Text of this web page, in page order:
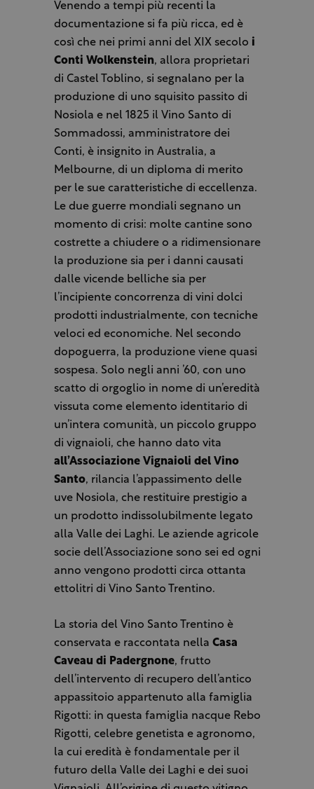
Venendo a tempi più recenti la
documentazione si fa più ricca, ed è
così che nei primi anni del XIX secolo i
Conti Wolkenstein, allora proprietari
di Castel Toblino, si segnalano per la
produzione di uno squisito passito di
Nosiola e nel 1825 il Vino Santo di
Sommadossi, amministratore dei
Conti, è insignito in Australia, a
Melbourne, di un diploma di merito
per le sue caratteristiche di eccellenza.
Le due guerre mondiali segnano un
momento di crisi: molte cantine sono
costrette a chiudere o a ridimensionare
la produzione sia per i danni causati
dalle vicende belliche sia per
l’incipiente concorrenza di vini dolci
prodotti industrialmente, con tecniche
veloci ed economiche. Nel secondo
dopoguerra, la produzione viene quasi
sospesa. Solo negli anni ’60, con uno
scatto di orgoglio in nome di un’eredità
vissuta come elemento identitario di
un’intera comunità, un piccolo gruppo
di vignaioli, che hanno dato vita
all’Associazione Vignaioli del Vino
Santo, rilancia l’appassimento delle
uve Nosiola, che restituire prestigio a
un prodotto indissolubilmente legato
alla Valle dei Laghi. Le aziende agricole
socie dell’Associazione sono sei ed ogni
anno vengono prodotti circa ottanta
ettolitri di Vino Santo Trentino.
La storia del Vino Santo Trentino è
conservata e raccontata nella Casa
Caveau di Padergnone, frutto
dell’intervento di recupero dell’antico
appassitoio appartenuto alla famiglia
Rigotti: in questa famiglia nacque Rebo
Rigotti, celebre genetista e agronomo,
la cui eredità è fondamentale per il
futuro della Valle dei Laghi e dei suoi